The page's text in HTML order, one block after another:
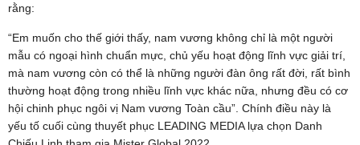
rằng:
“Em muốn cho thế giới thấy, nam vương không chỉ là một người
mẫu có ngoại hình chuẩn mực, chủ yếu hoạt động lĩnh vực giải trí,
mà nam vương còn có thể là những người đàn ông rất đời, rất bình
thường hoạt động trong nhiều lĩnh vực khác nữa, nhưng đều có cơ
hội chinh phục ngôi vị Nam vương Toàn cầu”. Chính điều này là
yếu tố cuối cùng thuyết phục LEADING MEDIA lựa chọn Danh